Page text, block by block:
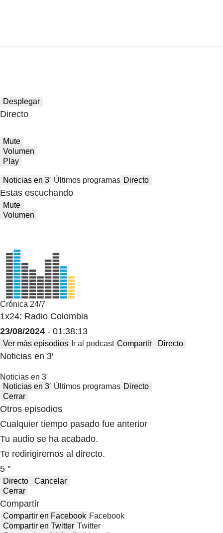
Desplegar
Directo
Mute
Volumen
Play
Noticias en 3′ Últimos programas Directo
Estas escuchando
Mute
Volumen
Crónica 24/7
1x24: Radio Colombia
23/08/2024 - 01:38:13
Ver más episodios Ir al podcast Compartir Directo
Noticias en 3′
Noticias en 3′
Noticias en 3′ Últimos programas Directo
Cerrar
Otros episodios
Cualquier tiempo pasado fue anterior
Tu audio se ha acabado.
Te redirigiremos al directo.
5 "
Directo
Cancelar
Cerrar
Compartir
Compartir en Facebook Facebook
Compartir en Twitter Twitter